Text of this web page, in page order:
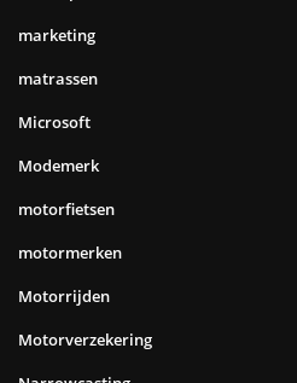
marketing
matrassen
Microsoft
Modemerk
motorfietsen
motormerken
Motorrijden
Motorverzekering